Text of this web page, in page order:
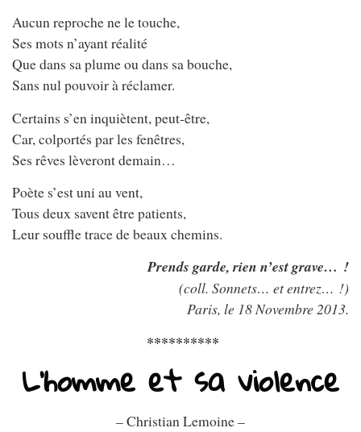
Aucun reproche ne le touche,
Ses mots n’ayant réalité
Que dans sa plume ou dans sa bouche,
Sans nul pouvoir à réclamer.
Certains s’en inquiètent, peut-être,
Car, colportés par les fenêtres,
Ses rêves lèveront demain…
Poète s’est uni au vent,
Tous deux savent être patients,
Leur souffle trace de beaux chemins.
Prends garde, rien n’est grave… !
(coll. Sonnets… et entrez… !)
Paris, le 18 Novembre 2013.
**********
L’homme et sa violence
– Christian Lemoine –